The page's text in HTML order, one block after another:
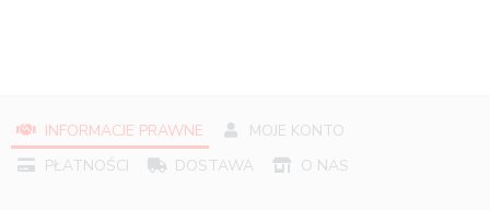
INFORMACJE PRAWNE
MOJE KONTO
PŁATNOŚCI
DOSTAWA O NAS